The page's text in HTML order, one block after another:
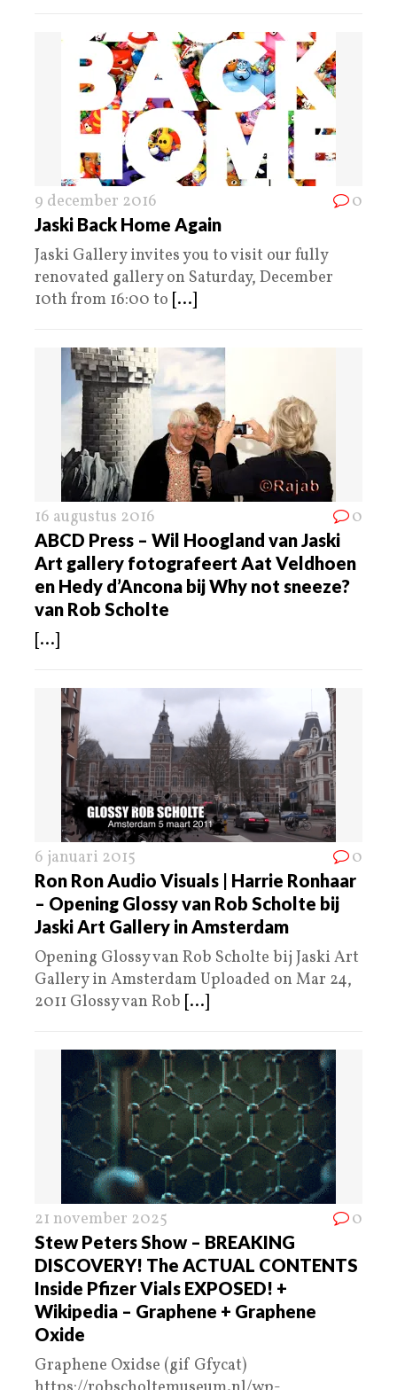
9 december 2016 0
Jaski Back Home Again
Jaski Gallery invites you to visit our fully
renovated gallery on Saturday, December
10th from 16:00 to [...]
16 augustus 2016 0
ABCD Press – Wil Hoogland van Jaski
Art gallery fotografeert Aat Veldhoen
en Hedy d’Ancona bij Why not sneeze?
van Rob Scholte
[...]
6 januari 2015 0
Ron Ron Audio Visuals | Harrie Ronhaar
– Opening Glossy van Rob Scholte bij
Jaski Art Gallery in Amsterdam
Opening Glossy van Rob Scholte bij Jaski Art
Gallery in Amsterdam Uploaded on Mar 24,
2011 Glossy van Rob [...]
21 november 2025 0
Stew Peters Show – BREAKING
DISCOVERY! The ACTUAL CONTENTS
Inside Pfizer Vials EXPOSED! +
Wikipedia – Graphene + Graphene
Oxide
Graphene Oxidse (gif Gfycat)